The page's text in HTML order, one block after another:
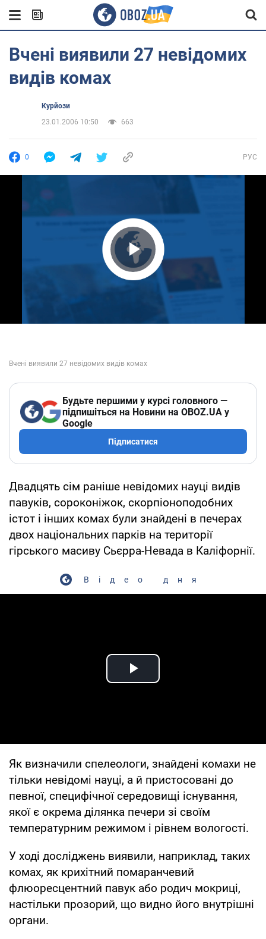
Вчені виявили 27 невідомих
видів комах
Курйози
23.01.2006 10:50
663
0 РУС
Play Video
Будьте першими у курсі головного —
підпишіться на Новини на OBOZ.UA у
Google
Підписатися
Двадцять сім раніше невідомих науці видів
павуків, сороконіжок, скорпіоноподобних
істот і інших комах були знайдені в печерах
двох національних парків на території
гірського масиву Сьєрра-Невада в Каліфорнії.
Відео дня
Play Video
Як визначили спелеологи, знайдені комахи не
тільки невідомі науці, а й пристосовані до
певної, специфічної середовищі існування,
якої є окрема ділянка печери зі своїм
температурним режимом і рівнем вологості.
У ході досліджень виявили, наприклад, таких
комах, як крихітний помаранчевий
флюоресцентний павук або родич мокриці,
настільки прозорий, що видно його внутрішні
органи.